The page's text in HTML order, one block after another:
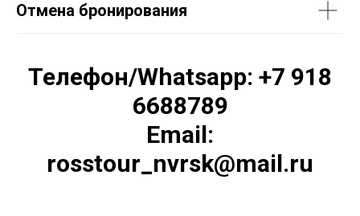
Отмена бронирования
Телефон/Whatsapp: +7 918
6688789
Email:
rosstour_nvrsk@mail.ru